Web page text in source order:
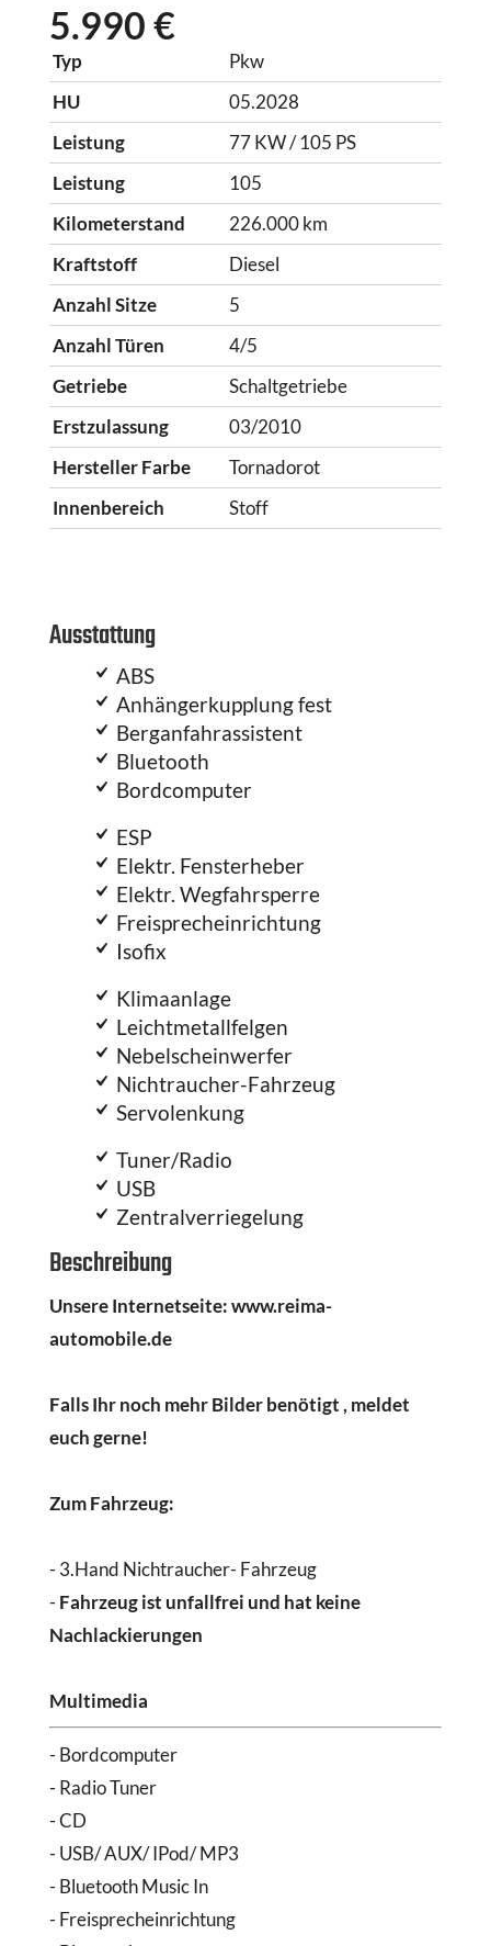
5.990 €
Typ
Pkw
HU
05.2028
Leistung
77 KW / 105 PS
Leistung
105
Kilometerstand
226.000 km
Kraftstoff
Diesel
Anzahl Sitze
5
Anzahl Türen
4/5
Getriebe
Schaltgetriebe
Erstzulassung
03/2010
Hersteller Farbe
Tornadorot
Innenbereich
Stoff
Ausstattung
ABS
Anhängerkupplung fest
Berganfahrassistent
Bluetooth
Bordcomputer
ESP
Elektr. Fensterheber
Elektr. Wegfahrsperre
Freisprecheinrichtung
Isofix
Klimaanlage
Leichtmetallfelgen
Nebelscheinwerfer
Nichtraucher-Fahrzeug
Servolenkung
Tuner/Radio
USB
Zentralverriegelung
Beschreibung
Unsere Internetseite: www.reima-
automobile.de
Falls Ihr noch mehr Bilder benötigt , meldet
euch gerne!
Zum Fahrzeug:
- 3.Hand Nichtraucher- Fahrzeug
- Fahrzeug ist unfallfrei und hat keine
Nachlackierungen
Multimedia
- Bordcomputer
- Radio Tuner
- CD
- USB/ AUX/ IPod/ MP3
- Bluetooth Music In
- Freisprecheinrichtung